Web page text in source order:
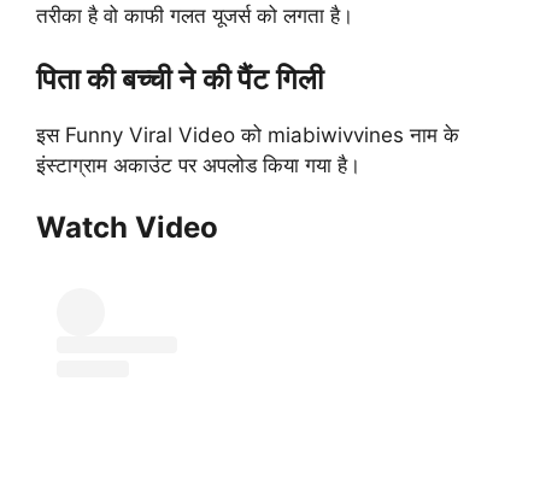
तरीका है वो काफी गलत यूजर्स को लगता है।
पिता की बच्ची ने की पैंट गिली
इस Funny Viral Video को miabiwivvines नाम के
इंस्टाग्राम अकाउंट पर अपलोड किया गया है।
Watch Video